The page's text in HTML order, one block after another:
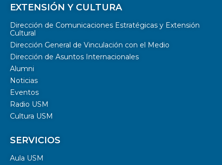
EXTENSIÓN Y CULTURA
Dirección de Comunicaciones Estratégicas y Extensión
Cultural
Dirección General de Vinculación con el Medio
Dirección de Asuntos Internacionales
Alumni
Noticias
Eventos
Radio USM
Cultura USM
SERVICIOS
Aula USM